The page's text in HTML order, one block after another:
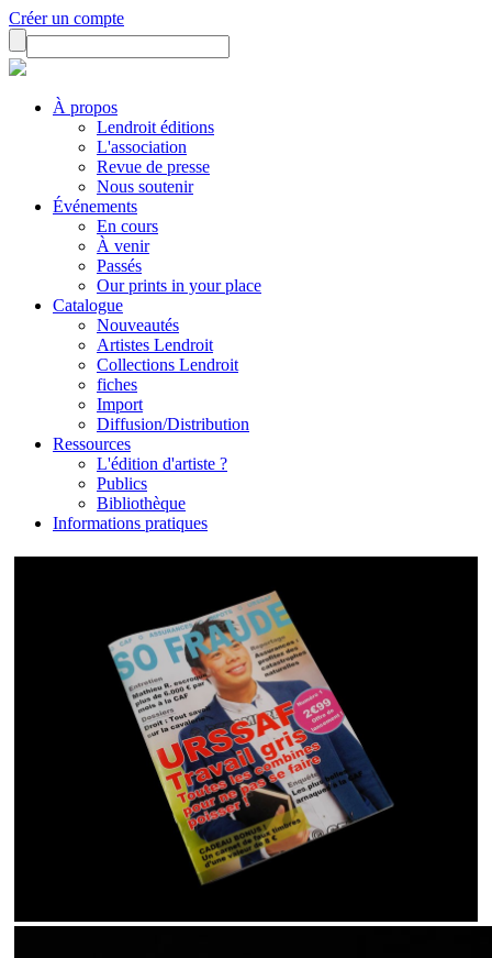
Créer un compte
À propos
Lendroit éditions
L'association
Revue de presse
Nous soutenir
Événements
En cours
À venir
Passés
Our prints in your place
Catalogue
Nouveautés
Artistes Lendroit
Collections Lendroit
fiches
Import
Diffusion/Distribution
Ressources
L'édition d'artiste ?
Publics
Bibliothèque
Informations pratiques